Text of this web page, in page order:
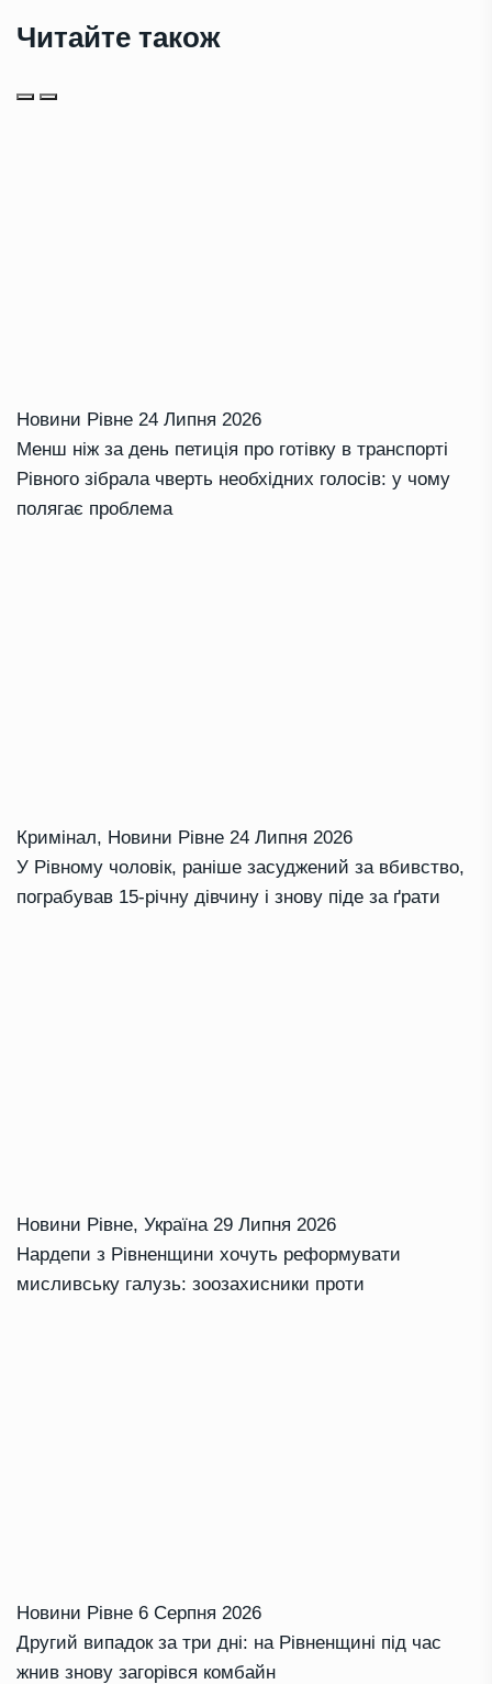
Читайте також
Новини Рівне 24 Липня 2026
Менш ніж за день петиція про готівку в транспорті
Рівного зібрала чверть необхідних голосів: у чому
полягає проблема
Кримінал, Новини Рівне 24 Липня 2026
У Рівному чоловік, раніше засуджений за вбивство,
пограбував 15-річну дівчину і знову піде за ґрати
Новини Рівне, Україна 29 Липня 2026
Нардепи з Рівненщини хочуть реформувати
мисливську галузь: зоозахисники проти
Новини Рівне 6 Серпня 2026
Другий випадок за три дні: на Рівненщині під час
жнив знову загорівся комбайн